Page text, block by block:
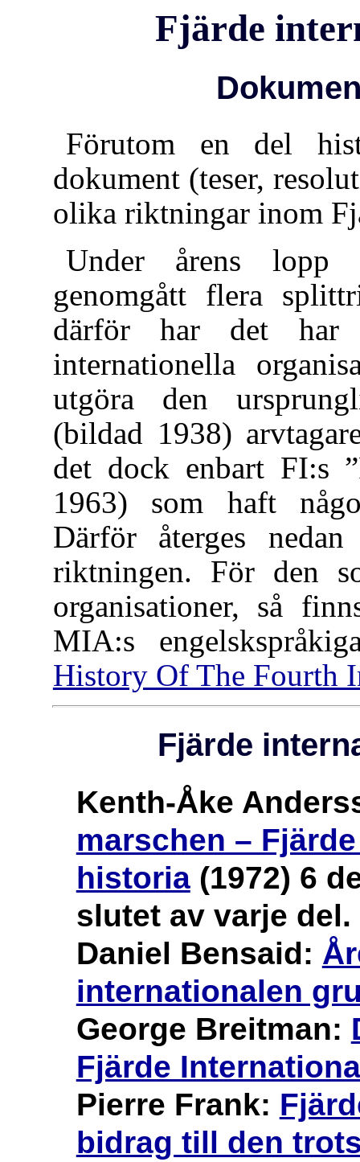
Fjärde
Förutom en del
dokument (teser,
olika riktningar inom
Under årens lopp
genomgått flera
därför har det har
internationella
utgöra den
(bildad 1938)
det dock enbart FI:s
1963) som haft
Därför återges
riktningen. För den
organisationer, så
MIA:s
History Of The Fourth
Fjärde
Kenth-Åke
marschen –
historia(1972) 6
slutet av varje del.
Daniel Bensaid:
internationalen
George Breitman:
Fjärde
Pierre Frank:
bidrag till den